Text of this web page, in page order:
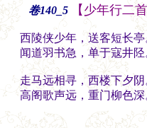
卷140_5 【少年行二
西陵侠少年，送客短长
闻道羽书急，单于寇井
走马远相寻，西楼下夕
高阁歌声远，重门柳色